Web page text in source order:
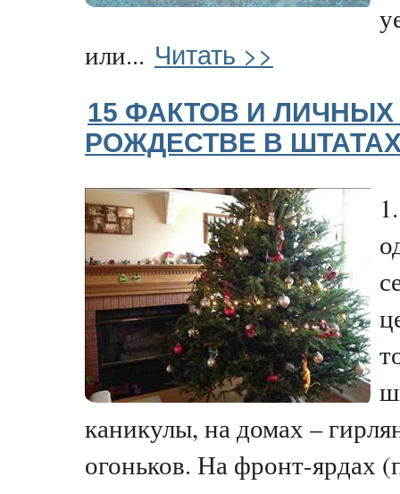
или... Читать >>
15 ФАКТОВ И
РОЖДЕСТВЕ В
каникулы, на домах –
огоньков. На фронт-ярдах